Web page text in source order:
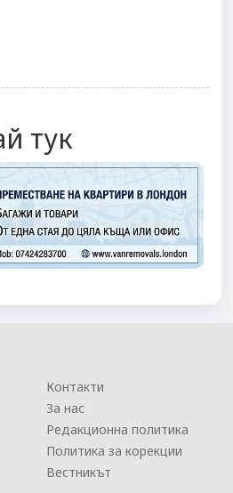
тук
Контакти
За нас
Редакционна политика
Политика за корекции
Вестникът